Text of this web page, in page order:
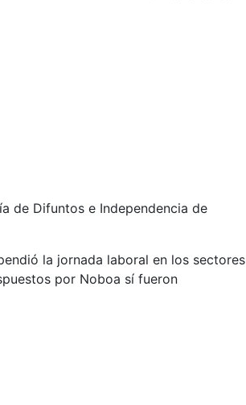
de Difuntos e Independencia de
la jornada laboral en los sectores
por Noboa sí fueron